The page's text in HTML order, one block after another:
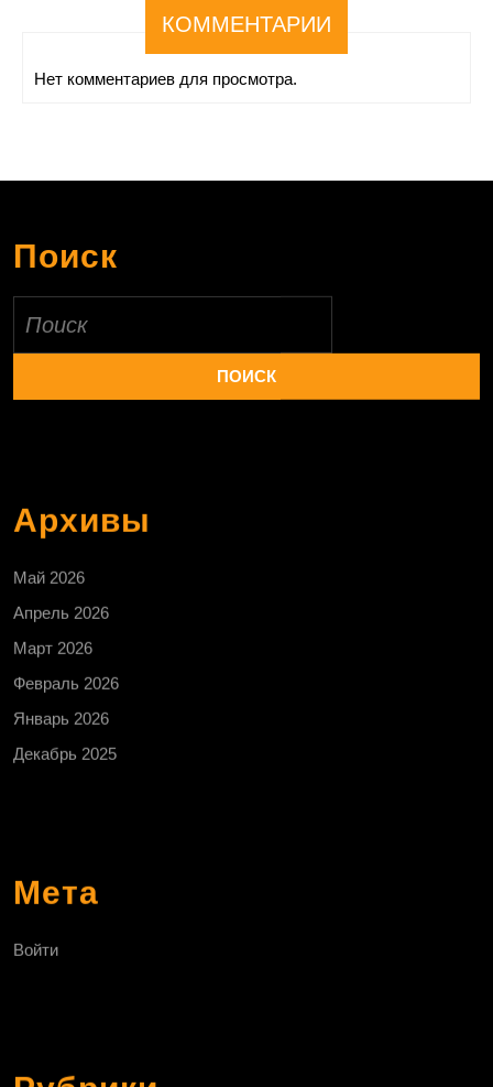
КОММЕНТАРИИ
Нет комментариев для просмотра.
Поиск
Архивы
Май 2026
Апрель 2026
Март 2026
Февраль 2026
Январь 2026
Декабрь 2025
Мета
Войти